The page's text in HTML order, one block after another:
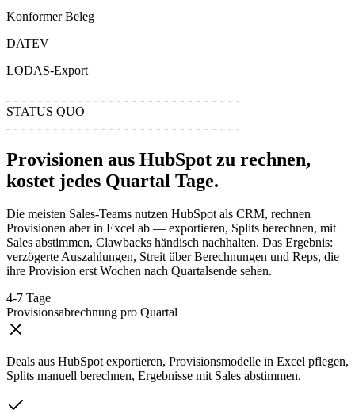
Konformer Beleg
DATEV
LODAS-Export
STATUS QUO
Provisionen aus HubSpot zu rechnen,
kostet jedes Quartal Tage.
Die meisten Sales-Teams nutzen HubSpot als CRM, rechnen
Provisionen aber in Excel ab — exportieren, Splits berechnen, mit
Sales abstimmen, Clawbacks händisch nachhalten. Das Ergebnis:
verzögerte Auszahlungen, Streit über Berechnungen und Reps, die
ihre Provision erst Wochen nach Quartalsende sehen.
4-7 Tage
Provisionsabrechnung pro Quartal
Deals aus HubSpot exportieren, Provisionsmodelle in Excel pflegen,
Splits manuell berechnen, Ergebnisse mit Sales abstimmen.